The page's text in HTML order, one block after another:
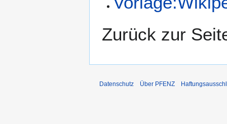
Zurück zur
Datenschutz Über PFENZ